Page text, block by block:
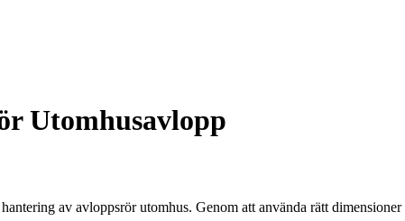
Utomhusavlopp
av avloppsrör utomhus. Genom att använda rätt